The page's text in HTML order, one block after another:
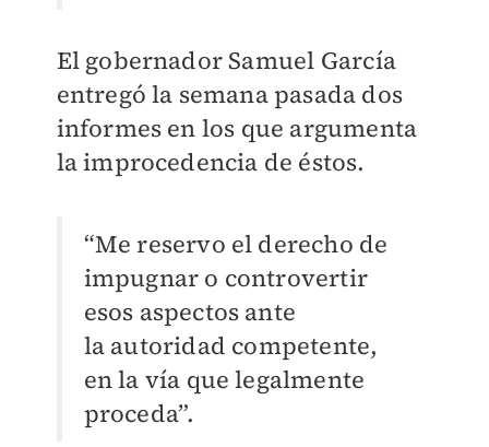
El gobernador Samuel García
entregó la semana pasada dos
informes en los que argumenta
la improcedencia de éstos.
“Me reservo el derecho de
impugnar o controvertir
esos aspectos ante
la autoridad competente,
en la vía que legalmente
proceda”.